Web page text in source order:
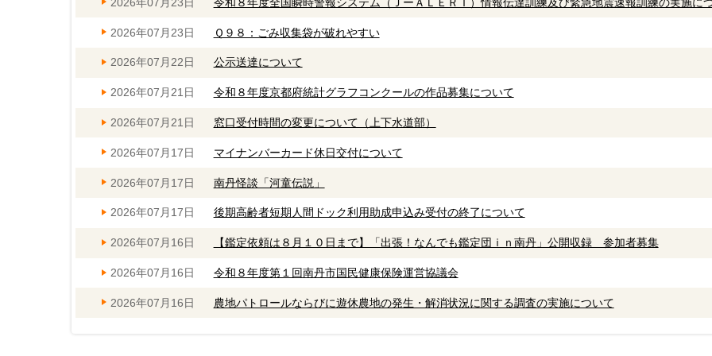
2026年07月23日 Ｑ９８：ごみ収集袋が破れやすい
2026年07月22日 公示送達について
2026年07月21日 令和８年度京都府統計グラフコンクールの作品募集について
2026年07月21日 窓口受付時間の変更について（上下水道部）
2026年07月17日 マイナンバーカード休日交付について
2026年07月17日 南丹怪談「河童伝説」
2026年07月17日 後期高齢者短期人間ドック利用助成申込み受付の終了について
2026年07月16日 【鑑定依頼は８月１０日まで】「出張！なんでも鑑定団ｉｎ南丹」公開収録 参加者募集
2026年07月16日 令和８年度第１回南丹市国民健康保険運営協議会
2026年07月16日 農地パトロールならびに遊休農地の発生・解消状況に関する調査の実施について